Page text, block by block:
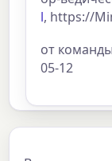
l, https://
от
05-12